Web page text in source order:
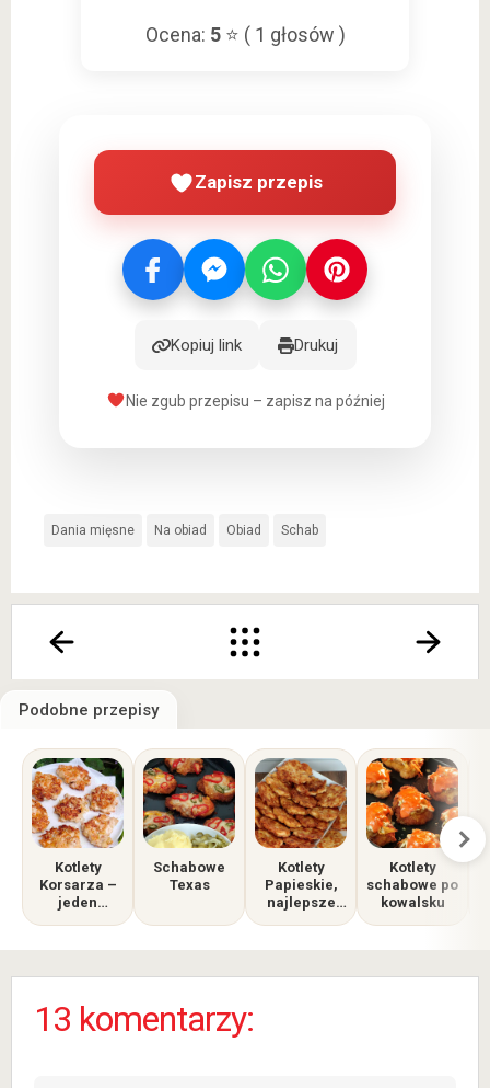
Ocena: 5⭐ ( 1 głosów )
Zapisz przepis
Kopiuj link Drukuj
Nie zgub przepisu – zapisz na później
Dania mięsne Na obiad Obiad Schab
Podobne przepisy
Kotlety
Korsarza –
jeden
wszystko!
Schabowe
Texas
Kotlety
Papieskie,
najlepsze
Znikają w
Kotlety
schabowe po
kowalsku
13 komentarzy: